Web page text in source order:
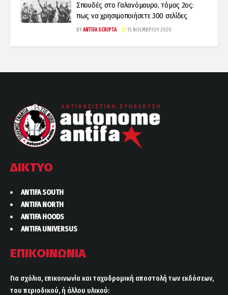
Σπουδές στο Γαλανόμαυρο, τόμος 2ος:
πως να χρησιμοποιήσετε 300 σελίδες
BYANTIFA SCRIPTA 15 ΝΟΕΜΒΡΊΟΥ 2020
ΔΙΚΤΥΟ
ANTIFA SOUTH
ANTIFA NORTH
ANTIFA HOODS
ANTIFA UNIVERSUS
ΕΠΙΚΟΙΝΩΝΙΑ
Για σχόλια, επικοινωνία και ταχυδρομική αποστολή των εκδόσεων,
του περιοδικού, ή άλλου υλικού: